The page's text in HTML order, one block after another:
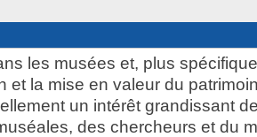
les musées et, plus
et la mise en valeur du
un intérêt grandissant
des chercheurs et du